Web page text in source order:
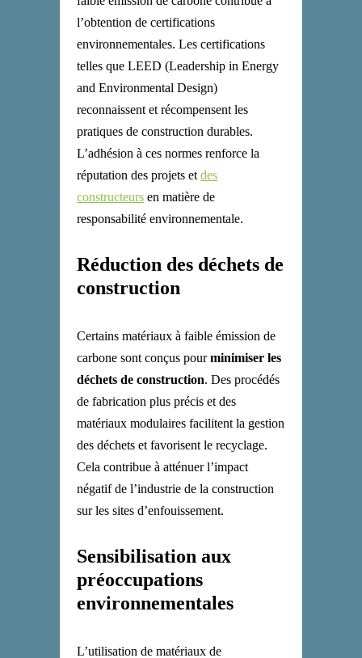
l’obtention de certifications
environnementales. Les certifications
telles que LEED (Leadership in Energy
and Environmental Design)
reconnaissent et récompensent les
pratiques de construction durables.
L’adhésion à ces normes renforce la
réputation des projets et des
constructeurs en matière de
responsabilité environnementale.
Réduction des déchets de
construction
Certains matériaux à faible émission de
carbone sont conçus pourminimiser les
déchets de construction. Des procédés
de fabrication plus précis et des
matériaux modulaires facilitent la gestion
des déchets et favorisent le recyclage.
Cela contribue à atténuer l’impact
négatif de l’industrie de la construction
sur les sites d’enfouissement.
Sensibilisation aux
préoccupations
environnementales
L’utilisation de matériaux de